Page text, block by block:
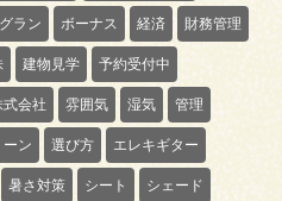
ラン ボーナス 経済 財務管理
建物見学 予約受付中
会社 雰囲気 湿気 管理
ーン 選び方 エレキギター
暑さ対策 シート シェード